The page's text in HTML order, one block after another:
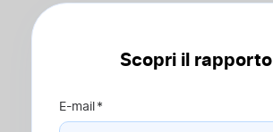
Scopri il rapporto
E-mail *